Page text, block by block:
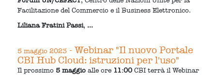
Facilitazione del Commercio e il Business Elettronico.
Liliana Fratini Passi, ...
5 maggio 2023 - Webinar "Il nuovo Portale
CBI Hub Cloud: istruzioni per l'uso"
Il prossimo 5 maggioalle ore 11:00 CBI terrà il Webinar